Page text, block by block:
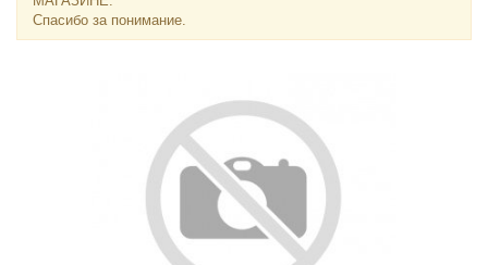
Спасибо за понимание.